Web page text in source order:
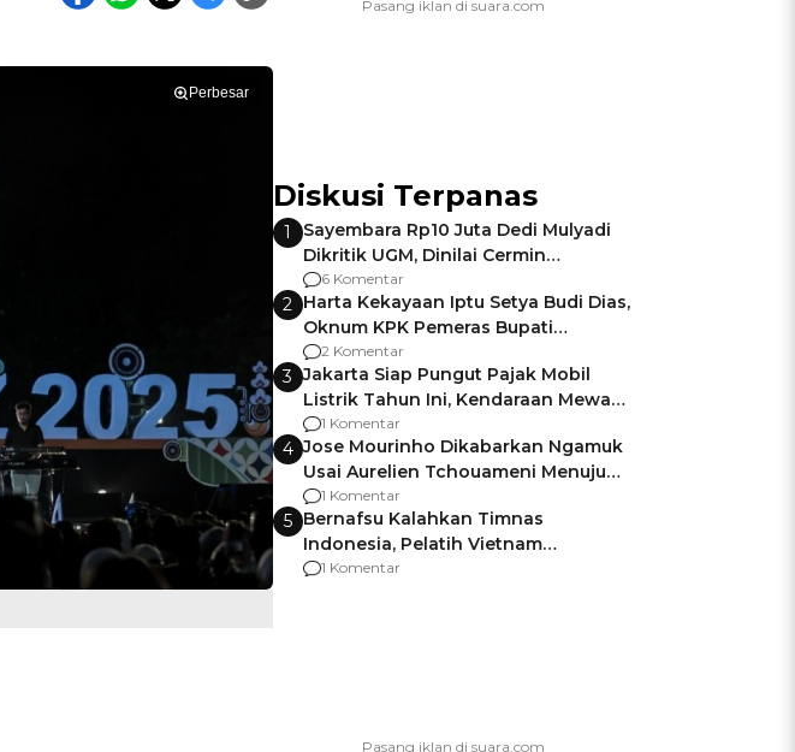
Perbesar
Diskusi Terpanas
1
Sayembara Rp10 Juta Dedi Mulyadi
Dikritik UGM, Dinilai Cermin
Gagalnya Negara Jamin Keamanan
6 Komentar
2 Harta Kekayaan Iptu Setya Budi Dias,
Oknum KPK Pemeras Bupati
Pemalang
2 Komentar
3 Jakarta Siap Pungut Pajak Mobil
Listrik Tahun Ini, Kendaraan Mewah
Kena hingga 75% PKB
1 Komentar
4 Jose Mourinho Dikabarkan Ngamuk
Usai Aurelien Tchouameni Menuju
Manchester United
1 Komentar
5 Bernafsu Kalahkan Timnas
Indonesia, Pelatih Vietnam
Berencana Pakai Jimat di Pakansari
1 Komentar